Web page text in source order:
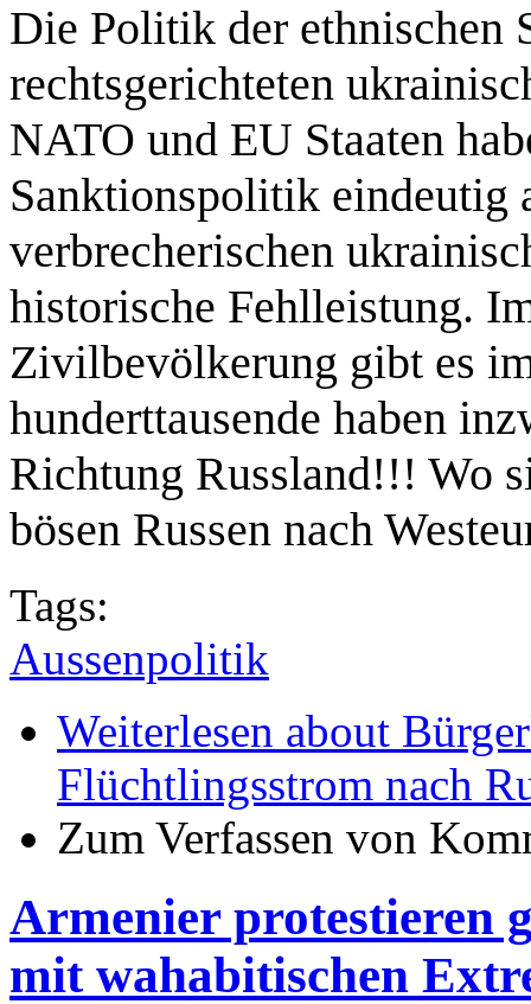
Die Politik der ethnischen
rechtsgerichteten
NATO und EU Staaten
Sanktionspolitik eindeutig
verbrecherischen
historische Fehlleistung.
Zivilbevölkerung gibt es
hunderttausende haben
Richtung Russland!!! Wo
bösen Russen nach
Tags:
Aussenpolitik
Weiterlesen about
Flüchtlingsstrom nach
Zum Verfassen von
Armenier protestieren
mit wahabitischen